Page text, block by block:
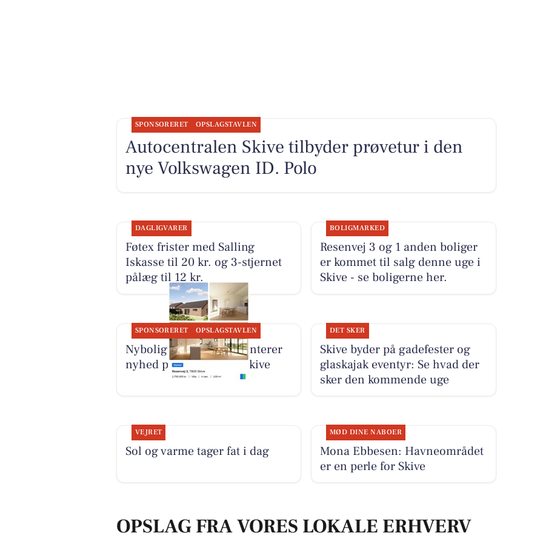
SPONSORERET OPSLAGSTAVLEN
Autocentralen Skive tilbyder prøvetur i den
nye Volkswagen ID. Polo
DAGLIGVARER
Føtex frister med Salling
Iskasse til 20 kr. og 3-stjernet
pålæg til 12 kr.
BOLIGMARKED
Resenvej 3 og 1 anden boliger
er kommet til salg denne uge i
Skive - se boligerne her.
SPONSORERET OPSLAGSTAVLEN
Nybolig Skive I/S præsenterer
nyhed på Resenvej 3 i Skive
DET SKER
Skive byder på gadefester og
glaskajak eventyr: Se hvad der
sker den kommende uge
VEJRET
Sol og varme tager fat i dag
MØD DINE NABOER
Mona Ebbesen: Havneområdet
er en perle for Skive
OPSLAG FRA VORES LOKALE ERHVERV